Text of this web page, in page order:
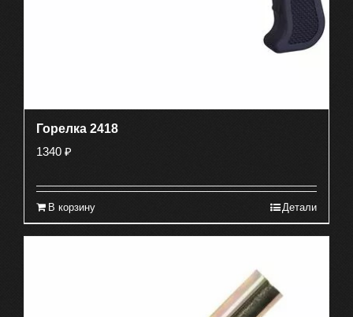
Горелка 2418
1340 ₽
В корзину Детали